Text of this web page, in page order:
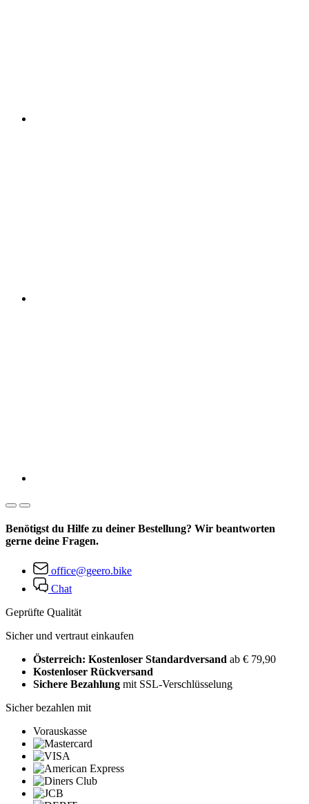
Benötigst du Hilfe zu deiner Bestellung? Wir beantworten
gerne deine Fragen.
office@geero.bike
Chat
Geprüfte Qualität
Sicher und vertraut einkaufen
Österreich: Kostenloser Standardversand ab € 79,90
Kostenloser Rückversand
Sichere Bezahlung mit SSL-Verschlüsselung
Sicher bezahlen mit
Vorauskasse